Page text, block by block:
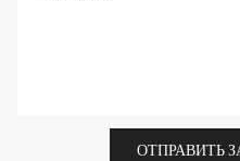
ОТПРАВИТЬ